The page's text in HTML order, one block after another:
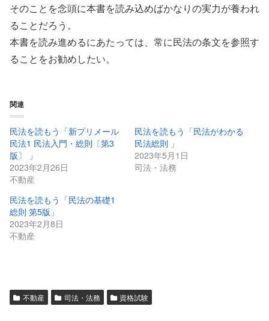
そのことを念頭に本書を読み込めばかなりの実力が養われ
ることだろう。
本書を読み進めるにあたっては、常に民法の条文を参照す
ることをお勧めしたい。
関連
民法を読もう「新プリメール
民法1 民法入門・総則〔第3
版〕 」
2023年2月26日
不動産
民法を読もう「民法がわかる
民法総則 」
2023年5月1日
司法・法務
民法を読もう「民法の基礎1
総則 第5版」
2023年2月8日
不動産
不動産 司法・法務 資格試験